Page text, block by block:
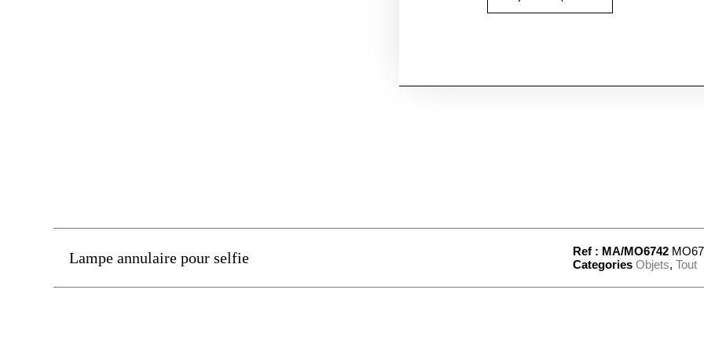
Lampe annulaire pour selfie Ref : MA/MO6742
Categories Objets, Tout